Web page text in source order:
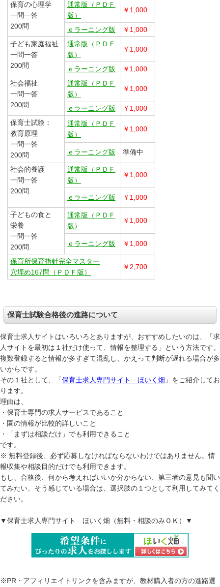
保育の心理学
一問一答
200問
通常版（ＰＤＦ
版）
￥1,000
ｅラーニング版
￥1,000
子ども家庭福祉
一問一答
200問
通常版（ＰＤＦ
版）
￥1,000
ｅラーニング版
￥1,000
社会福祉
一問一答
200問
通常版（ＰＤＦ
版）
￥1,000
ｅラーニング版
￥1,000
保育士試験：
教育原理
一問一答
200問
通常版（ＰＤＦ
版）
￥1,000
ｅラーニング版 準備中
社会的養護
一問一答
200問
通常版（ＰＤＦ
版）
￥1,000
ｅラーニング版 ￥1,000
子どもの食と
栄養
一問一答
200問
通常版（ＰＤＦ
版）
￥1,000
ｅラーニング版 ￥1,000
保育所保育指針完全マスター
穴埋め167問（ＰＤＦ版）
￥2,700
保育士試験合格後の進路について
保育士求人サイトはいろいろとありますが、おすすめしたいのは、「求
人サイトを最初は１社だけ使って、情報を整理する」という方法です。
複数登録すると情報が多すぎて混乱し、かえって判断が遅れる場合が多
いからです。
その１社として、「保育士求人専門サイト ほいく畑 」をご紹介してお
ります。
理由は、
・保育士専門の求人サービスであること
・園の情報が比較的詳しいこと
・「まずは相談だけ」でも利用できること
です。
※ 無料登録後、必ず応募しなければならないわけではありません。情
報収集や相談目的だけでも利用できます。
もし、合格後、何から考えればいいか分からない、第三者の意見も聞い
てみたい、そう感じている場合は、選択肢の１つとして利用してみてく
ださい。
▼保育士求人専門サイト ほいく畑（無料・相談のみＯＫ）▼
※PR・アフィリエイトリンクを含みますが、教材購入者の方の進路選